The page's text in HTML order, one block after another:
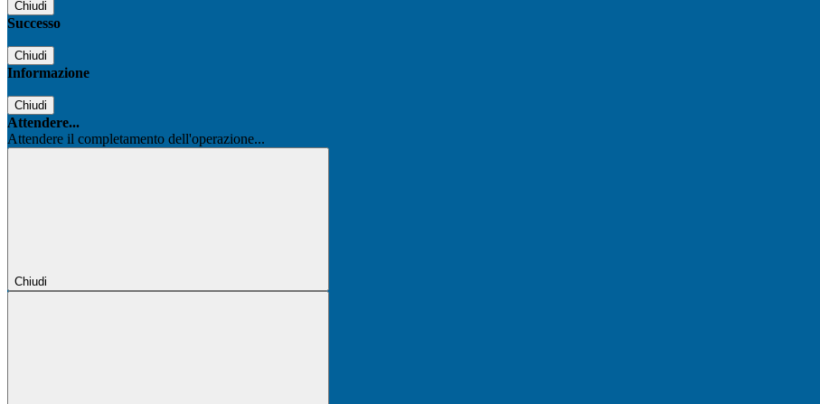
Chiudi
Successo
Chiudi
Informazione
Chiudi
Attendere...
Attendere il completamento dell'operazione...
Chiudi